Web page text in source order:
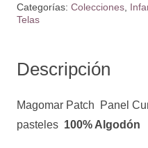
en
tonos
pasteles
Ref.MP7450
Categorías: Colecciones
Telas
Descripción
Magomar Patch Panel
pasteles 100% Algodón